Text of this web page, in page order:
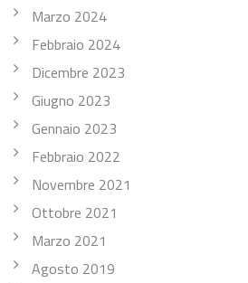
Marzo 2024
Febbraio 2024
Dicembre 2023
Giugno 2023
Gennaio 2023
Febbraio 2022
Novembre 2021
Ottobre 2021
Marzo 2021
Agosto 2019